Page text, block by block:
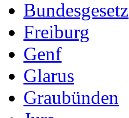
Bundesgesetz
Freiburg
Genf
Glarus
Graubünden